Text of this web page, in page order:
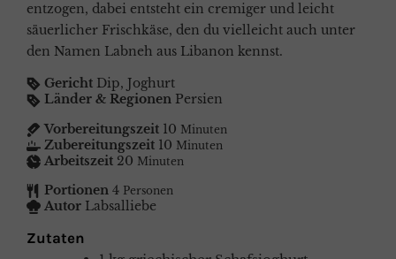
entzogen, dabei entsteht ein cremiger und leicht
säuerlicher Frischkäse, den du vielleicht auch unter
den Namen Labneh aus Libanon kennst.
Gericht Dip, Joghurt
Länder & Regionen Persien
Vorbereitungszeit 10 Minuten
Zubereitungszeit 10 Minuten
Arbeitszeit 20 Minuten
Portionen 4 Personen
Autor Labsalliebe
Zutaten